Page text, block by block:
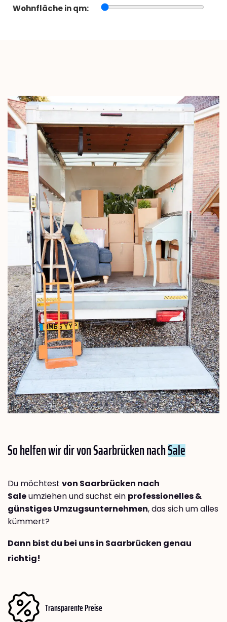
Wohnfläche in qm:
So helfen wir dir von Saarbrücken nachSale
Du möchtest von Saarbrücken nach
Saleumziehen und suchst ein professionelles &
günstiges Umzugsunternehmen, das sich um alles
kümmert?
Dann bist du bei uns in Saarbrücken genau
richtig!
Transparente Preise